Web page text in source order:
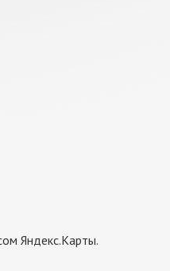
Яндекс.Карты.